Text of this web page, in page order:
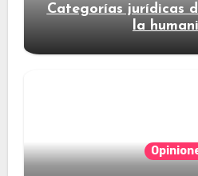
Categorías jurídicas
la